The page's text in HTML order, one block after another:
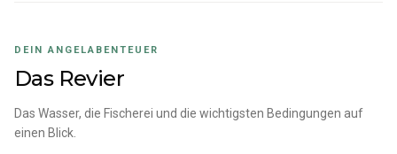
DEIN ANGELABENTEUER
Das Revier
Das Wasser, die Fischerei und die wichtigsten Bedingungen auf
einen Blick.